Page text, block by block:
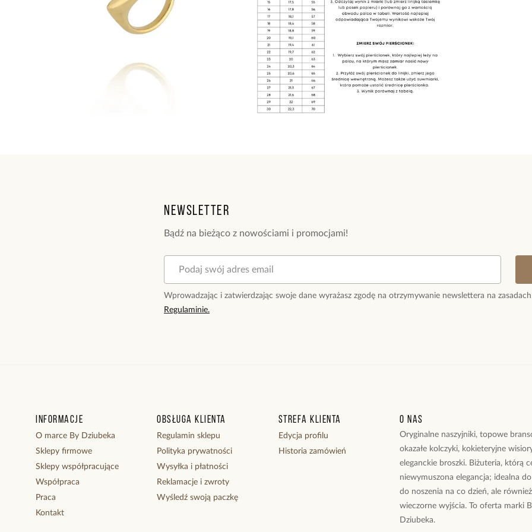
Newsletter
Bądź na bieżąco z nowościami i promocjami!
Wprowadzając i zatwierdzając swoje dane wyrażasz zgodę na otrzymywanie newslettera na
Regulaminie.
Informacje
O marce By Dziubeka
Sklepy firmowe
Sklepy współpracujące
Współpraca
Praca
Kontakt
Obsługa klienta
Regulamin sklepu
Polityka prywatności
Wysyłka i płatności
Reklamacje i zwroty
Wyśledź swoją paczkę
Strefa klienta
Edycja profilu
Historia zamówień
O nas
Oryginalne naszyjniki, topowe
okazałe kolczyki, kokieteryjne
eleganckie broszki. Biżuteria, którą
niewymuszona elegancja; idealna
do noszenia na co dzień, ale
wieczorne wyjścia. To oferta marki
Dziubeka.